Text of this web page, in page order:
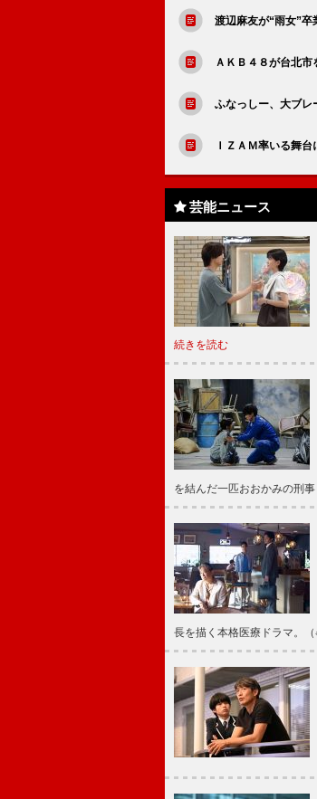
渡辺麻友が“雨女”
ＡＫＢ４８が台北
ふなっしー、大ブ
ＩＺＡＭ率いる舞
芸能ニュース
続きを読む
を結んだ一匹おおかみの刑
長を描く本格医療ドラマ。